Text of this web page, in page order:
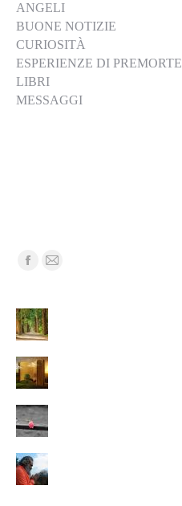
ANGELI
BUONE NOTIZIE
CURIOSITÀ
ESPERIENZE DI PREMORTE
LIBRI
MESSAGGI